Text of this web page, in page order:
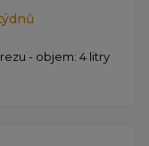
- objem: 4 litry